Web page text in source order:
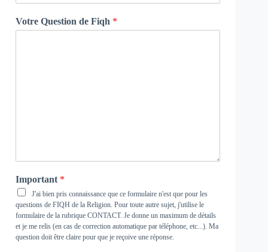
Votre Question de Fiqh *
Important *
J'ai bien pris connaissance que ce formulaire n'est que pour les
questions de FIQH de la Religion. Pour toute autre sujet, j'utilise le
formulaire de la rubrique CONTACT. Je donne un maximum de détails
et je me relis (en cas de correction automatique par téléphone, etc...). Ma
question doit être claire pour que je reçoive une réponse.